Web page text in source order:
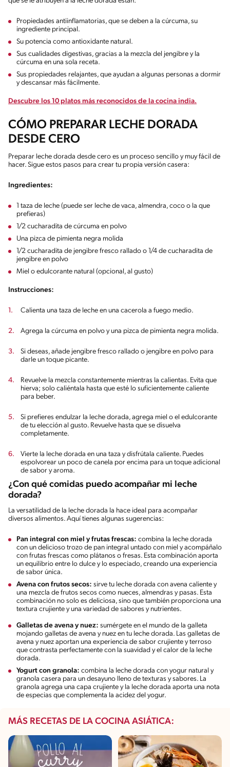
Propiedades antiinflamatorias, que se deben a la cúrcuma, su
ingrediente principal.
Su potencia como antioxidante natural.
Sus cualidades digestivas, gracias a la mezcla del jengibre y la
cúrcuma en una sola receta.
Sus propiedades relajantes, que ayudan a algunas personas a dormir
y descansar más fácilmente.
Descubre los 10 platos más reconocidos de la cocina india.
CÓMO PREPARAR LECHE DORADA
DESDE CERO
Preparar leche dorada desde cero es un proceso sencillo y muy fácil de
hacer. Sigue estos pasos para crear tu propia versión casera:
Ingredientes:
1 taza de leche (puede ser leche de vaca, almendra, coco o la que
prefieras)
1/2 cucharadita de cúrcuma en polvo
Una pizca de pimienta negra molida
1/2 cucharadita de jengibre fresco rallado o 1/4 de cucharadita de
jengibre en polvo
Miel o edulcorante natural (opcional, al gusto)
Instrucciones:
Calienta una taza de leche en una cacerola a fuego medio.
Agrega la cúrcuma en polvo y una pizca de pimienta negra molida.
Si deseas, añade jengibre fresco rallado o jengibre en polvo para
darle un toque picante.
Revuelve la mezcla constantemente mientras la calientas. Evita que
hierva; solo caliéntala hasta que esté lo suficientemente caliente
para beber.
Si prefieres endulzar la leche dorada, agrega miel o el edulcorante
de tu elección al gusto. Revuelve hasta que se disuelva
completamente.
Vierte la leche dorada en una taza y disfrútala caliente. Puedes
espolvorear un poco de canela por encima para un toque adicional
de sabor y aroma.
¿Con qué comidas puedo acompañar mi leche
dorada?
La versatilidad de la leche dorada la hace ideal para acompañar
diversos alimentos. Aquí tienes algunas sugerencias:
Pan integral con miel y frutas frescas: combina la leche dorada
con un delicioso trozo de pan integral untado con miel y acompáñalo
con frutas frescas como plátanos o fresas. Esta combinación aporta
un equilibrio entre lo dulce y lo especiado, creando una experiencia
de sabor única.
Avena con frutos secos: sirve tu leche dorada con avena caliente y
una mezcla de frutos secos como nueces, almendras y pasas. Esta
combinación no solo es deliciosa, sino que también proporciona una
textura crujiente y una variedad de sabores y nutrientes.
Galletas de avena y nuez: sumérgete en el mundo de la galleta
mojando galletas de avena y nuez en tu leche dorada. Las galletas de
avena y nuez aportan una experiencia de sabor crujiente y terroso
que contrasta perfectamente con la suavidad y el calor de la leche
dorada.
Yogurt con granola: combina la leche dorada con yogur natural y
granola casera para un desayuno lleno de texturas y sabores. La
granola agrega una capa crujiente y la leche dorada aporta una nota
de especias que complementa la acidez del yogur.
MÁS RECETAS DE LA COCINA ASIÁTICA: